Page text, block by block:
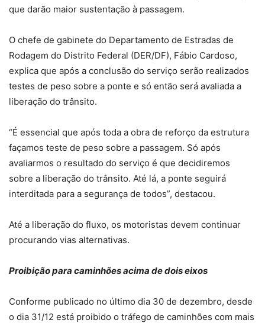
que darão maior sustentação à passagem.
O chefe de gabinete do Departamento de Estradas de
Rodagem do Distrito Federal (DER/DF), Fábio Cardoso,
explica que após a conclusão do serviço serão realizados
testes de peso sobre a ponte e só então será avaliada a
liberação do trânsito.
“É essencial que após toda a obra de reforço da estrutura
façamos teste de peso sobre a passagem. Só após
avaliarmos o resultado do serviço é que decidiremos
sobre a liberação do trânsito. Até lá, a ponte seguirá
interditada para a segurança de todos”, destacou.
Até a liberação do fluxo, os motoristas devem continuar
procurando vias alternativas.
Proibição para caminhões acima de dois eixos
Conforme publicado no último dia 30 de dezembro, desde
o dia 31/12 está proibido o tráfego de caminhões com mais